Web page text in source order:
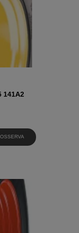
141A2
OSSERVA